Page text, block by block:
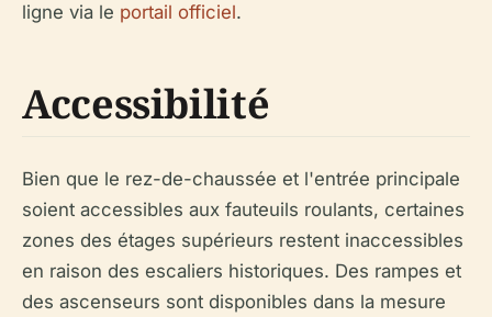
ligne via le portail officiel.
Accessibilité
Bien que le rez-de-chaussée et l'entrée principale
soient accessibles aux fauteuils roulants, certaines
zones des étages supérieurs restent inaccessibles
en raison des escaliers historiques. Des rampes et
des ascenseurs sont disponibles dans la mesure